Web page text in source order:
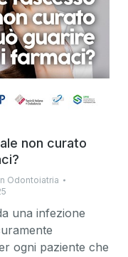
non curato
Odontoiatria
una infezione
ogni paziente che